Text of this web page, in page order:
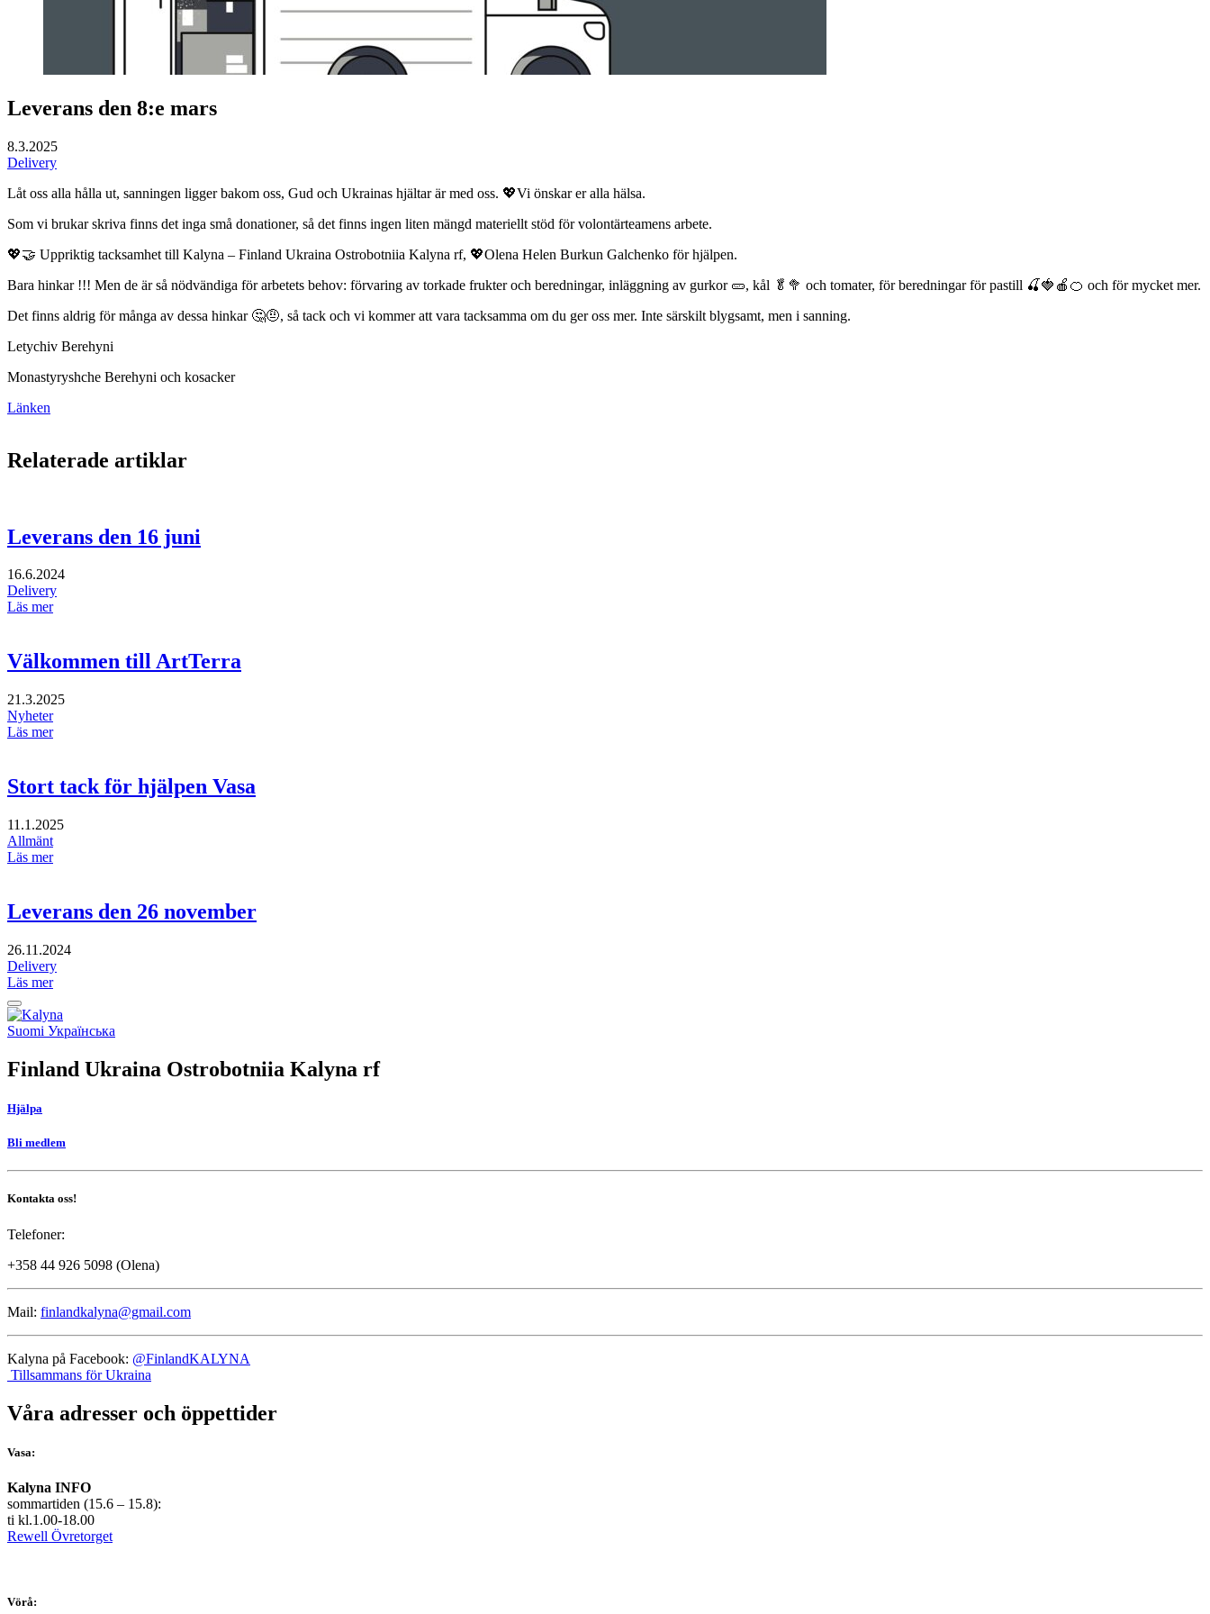
Leverans den 8:e mars
8.3.2025
Delivery
Låt oss alla hålla ut, sanningen ligger bakom oss, Gud och Ukrainas hjältar är med oss. 💖Vi önskar er alla hälsa.
Som vi brukar skriva finns det inga små donationer, så det finns ingen liten mängd materiellt stöd för volontärteamens arbete.
💖🤝 Uppriktig tacksamhet till Kalyna – Finland Ukraina Ostrobotniia Kalyna rf, 💖Olena Helen Burkun Galchenko för hjälpen.
Bara hinkar !!! Men de är så nödvändiga för arbetets behov: förvaring av torkade frukter och beredningar, inläggning av gurkor 🥒, kål 🥬🥦 och tomater, för beredningar för pastill 🍒🍓🍎🍊 och för mycket mer.
Det finns aldrig för många av dessa hinkar 🤔🤨, så tack och vi kommer att vara tacksamma om du ger oss mer. Inte särskilt blygsamt, men i sanning.
Letychiv Berehyni
Monastyryshche Berehyni och kosacker
Länken
Relaterade artiklar
Leverans den 16 juni
16.6.2024
Delivery
Läs mer
Välkommen till ArtTerra
21.3.2025
Nyheter
Läs mer
Stort tack för hjälpen Vasa
11.1.2025
Allmänt
Läs mer
Leverans den 26 november
26.11.2024
Delivery
Läs mer
Tillbaka
upp
Social
Suomi Українська
Finland Ukraina Ostrobotniia Kalyna rf
Hjälpa
Bli medlem
Kontakta oss!
Telefoner:
+358 44 926 5098 (Olena)
Mail: finlandkalyna@gmail.com
Kalyna på Facebook: @FinlandKALYNA
Tillsammans för Ukraina
Våra adresser och öppettider
Vasa:
Kalyna INFO
sommartiden (15.6 – 15.8):
ti kl.1.00-18.00
Rewell Övretorget
Vörå: